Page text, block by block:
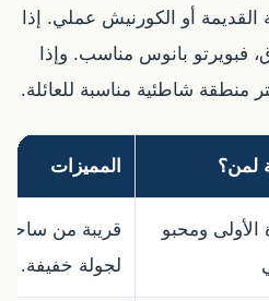
أو الكورنيش عملي. إذا
فبويرتو بانوس مناسب. وإذا
منطقة شاطئية مناسبة للعائلة.
لمن؟ المميزات
الأولى ومحبو
قريبة من ساحة
لجولة خفيفة.